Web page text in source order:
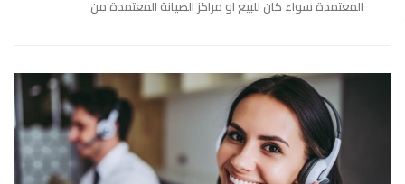
المعتمدة سواء كان للبيع او مراكز الصيانة المعتمدة من